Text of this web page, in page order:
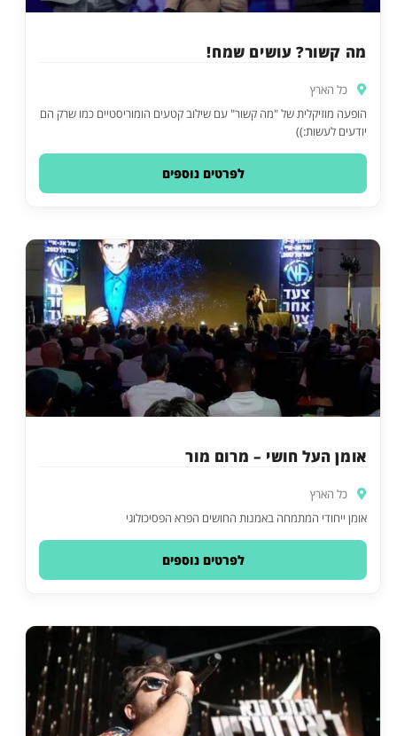
מה קשור? עושים שמח!
כל הארץ
הופעה מוזיקלית של "מה קשור" עם שילוב קטעים הומוריסטיים כמו שרק הם
יודעים לעשות:))
לפרטים נוספים
אומן העל חושי – מרום מור
כל הארץ
אומן ייחודי המתמחה באמנות החושים הפרא הפסיכולוגי
לפרטים נוספים